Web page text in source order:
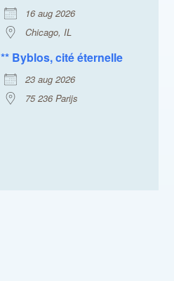
16 aug 2026
Chicago, IL
** Byblos, cité éternelle
23 aug 2026
75 236 Parijs